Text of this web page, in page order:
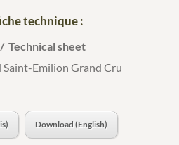
technique :
Technical sheet
Saint-Emilion Grand Cru
Download (English)